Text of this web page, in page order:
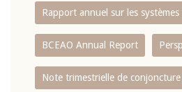
Rapport annuel sur les
BCEAO Annual Report
Note trimestrielle de conjoncture